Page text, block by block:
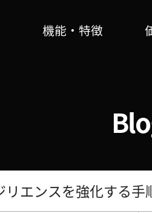
機能・特徴
リエンスを強化する